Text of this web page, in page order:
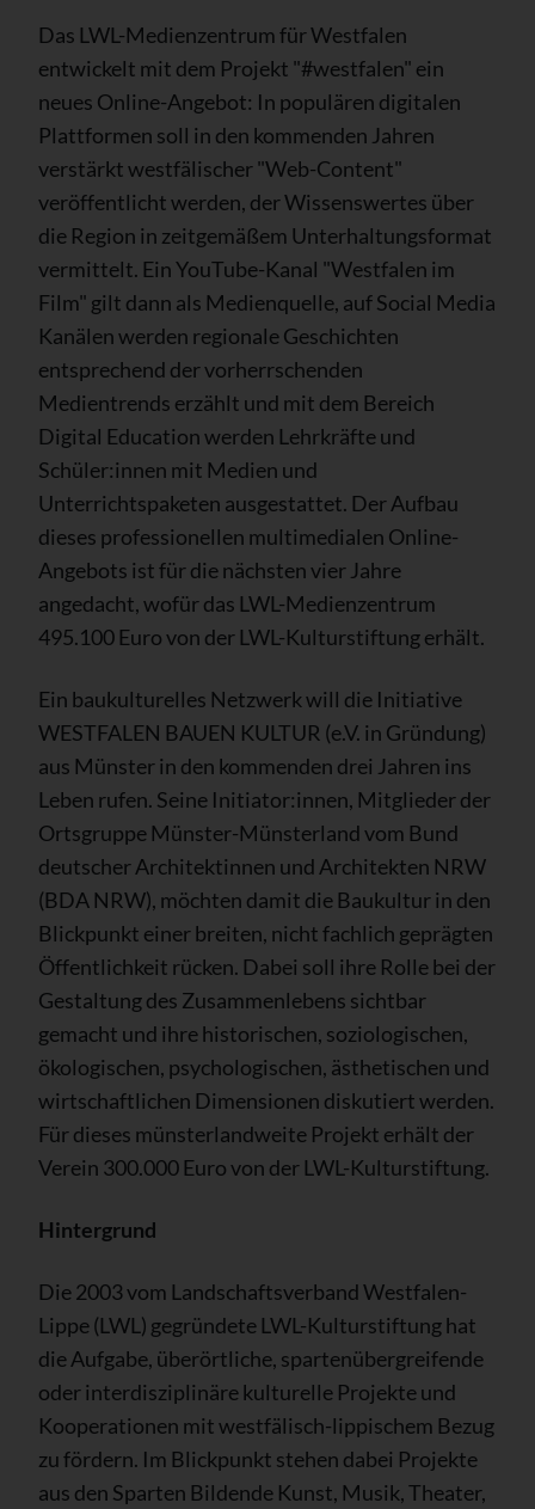
Das LWL-Medienzentrum für Westfalen
entwickelt mit dem Projekt "#westfalen" ein
neues Online-Angebot: In populären digitalen
Plattformen soll in den kommenden Jahren
verstärkt westfälischer "Web-Content"
veröffentlicht werden, der Wissenswertes über
die Region in zeitgemäßem Unterhaltungsformat
vermittelt. Ein YouTube-Kanal "Westfalen im
Film" gilt dann als Medienquelle, auf Social Media
Kanälen werden regionale Geschichten
entsprechend der vorherrschenden
Medientrends erzählt und mit dem Bereich
Digital Education werden Lehrkräfte und
Schüler:innen mit Medien und
Unterrichtspaketen ausgestattet. Der Aufbau
dieses professionellen multimedialen Online-
Angebots ist für die nächsten vier Jahre
angedacht, wofür das LWL-Medienzentrum
495.100 Euro von der LWL-Kulturstiftung erhält.
Ein baukulturelles Netzwerk will die Initiative
WESTFALEN BAUEN KULTUR (e.V. in Gründung)
aus Münster in den kommenden drei Jahren ins
Leben rufen. Seine Initiator:innen, Mitglieder der
Ortsgruppe Münster-Münsterland vom Bund
deutscher Architektinnen und Architekten NRW
(BDA NRW), möchten damit die Baukultur in den
Blickpunkt einer breiten, nicht fachlich geprägten
Öffentlichkeit rücken. Dabei soll ihre Rolle bei der
Gestaltung des Zusammenlebens sichtbar
gemacht und ihre historischen, soziologischen,
ökologischen, psychologischen, ästhetischen und
wirtschaftlichen Dimensionen diskutiert werden.
Für dieses münsterlandweite Projekt erhält der
Verein 300.000 Euro von der LWL-Kulturstiftung.
Hintergrund
Die 2003 vom Landschaftsverband Westfalen-
Lippe (LWL) gegründete LWL-Kulturstiftung hat
die Aufgabe, überörtliche, spartenübergreifende
oder interdisziplinäre kulturelle Projekte und
Kooperationen mit westfälisch-lippischem Bezug
zu fördern. Im Blickpunkt stehen dabei Projekte
aus den Sparten Bildende Kunst, Musik, Theater,